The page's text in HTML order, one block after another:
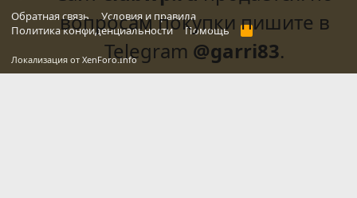
Обратная связь
Условия и правила
Политика конфиденциальности
Помощь
R
S
Локализация от XenForo.Info
вопросам покупки пишите в
Telegram @garri83.